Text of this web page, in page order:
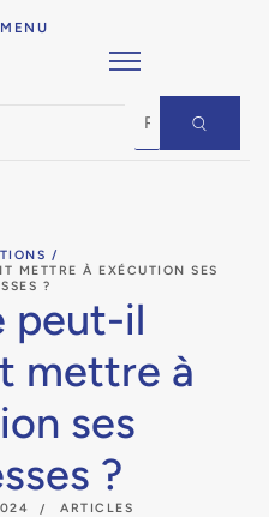
MENU
/
METTRE À EXÉCUTION SES
?
peut-il
mettre à
ses
?
ARTICLES